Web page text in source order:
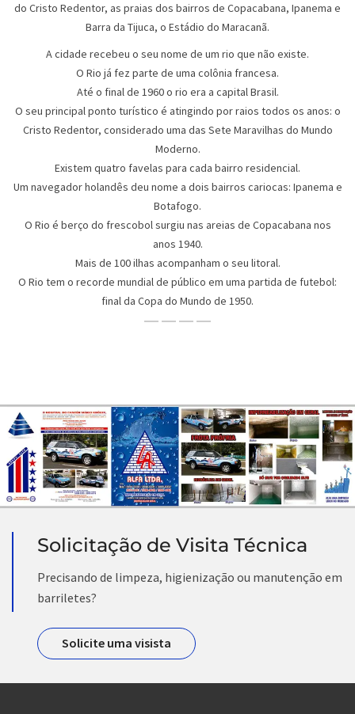
do Cristo Redentor, as praias dos bairros de Copacabana, Ipanema e
Barra da Tijuca, o Estádio do Maracanã.
A cidade recebeu o seu nome de um rio que não existe.
O Rio já fez parte de uma colônia francesa.
Até o final de 1960 o rio era a capital Brasil.
O seu principal ponto turístico é atingindo por raios todos os anos: o
Cristo Redentor, considerado uma das Sete Maravilhas do Mundo
Moderno.
Existem quatro favelas para cada bairro residencial.
Um navegador holandês deu nome a dois bairros cariocas: Ipanema e
Botafogo.
O Rio é berço do frescobol surgiu nas areias de Copacabana nos
anos 1940.
Mais de 100 ilhas acompanham o seu litoral.
O Rio tem o recorde mundial de público em uma partida de futebol:
final da Copa do Mundo de 1950.
Solicitação de Visita Técnica
Precisando de limpeza, higienização ou manutenção em
barriletes?
Solicite uma visista